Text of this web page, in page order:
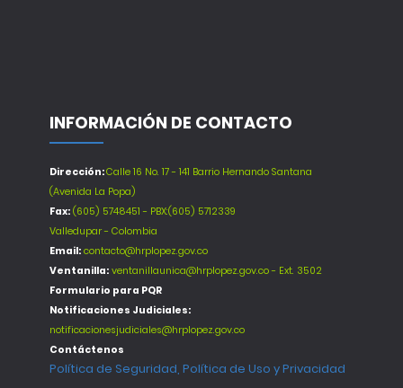
INFORMACIÓN DE CONTACTO
Dirección:Calle 16 No. 17 - 141 Barrio Hernando Santana
(Avenida La Popa)
Fax: (605) 5748451 - PBX:(605) 5712339
Valledupar - Colombia
Email: contacto@hrplopez.gov.co
Ventanilla: ventanillaunica@hrplopez.gov.co - Ext. 3502
Formulario para PQR
Notificaciones Judiciales:
notificacionesjudiciales@hrplopez.gov.co
Contáctenos
Política de Seguridad, Política de Uso y Privacidad